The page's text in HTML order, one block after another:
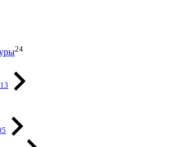
24
13